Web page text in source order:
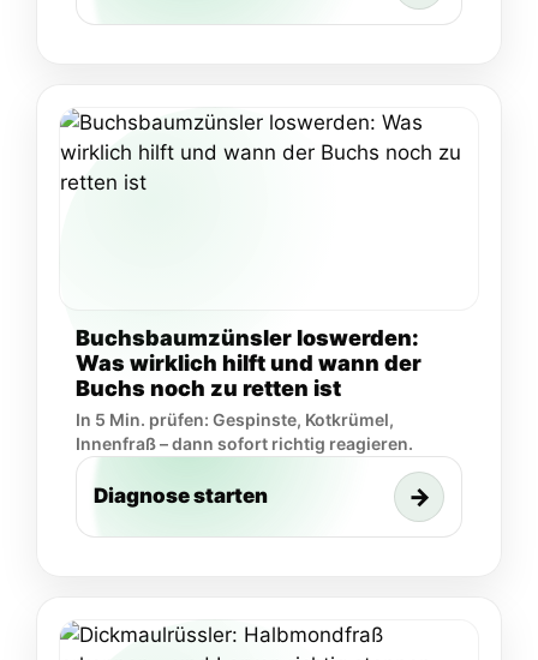
Buchsbaumzünsler loswerden:
Was wirklich hilft und wann der
Buchs noch zu retten ist
In 5 Min. prüfen: Gespinste, Kotkrümel,
Innenfraß – dann sofort richtig reagieren.
Diagnose starten →